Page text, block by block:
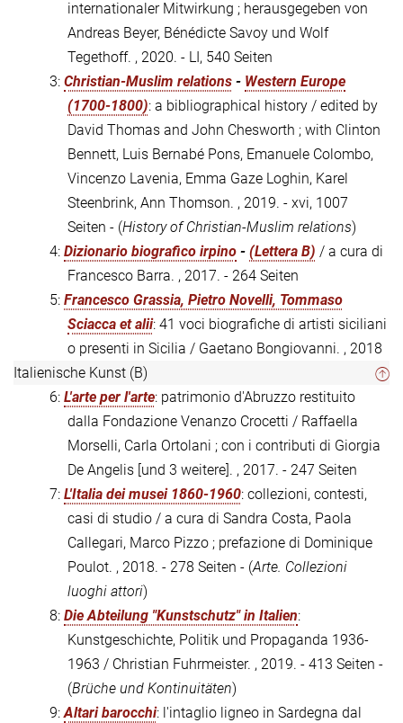
internationaler Mitwirkung ; herausgegeben von
Andreas Beyer, Bénédicte Savoy und Wolf
Tegethoff. , 2020. - LI, 540 Seiten
3: Christian-Muslim relations - Western Europe
(1700-1800): a bibliographical history / edited by
David Thomas and John Chesworth ; with Clinton
Bennett, Luis Bernabé Pons, Emanuele Colombo,
Vincenzo Lavenia, Emma Gaze Loghin, Karel
Steenbrink, Ann Thomson. , 2019. - xvi, 1007
Seiten - (History of Christian-Muslim relations)
4: Dizionario biografico irpino - (Lettera B) / a cura di
Francesco Barra. , 2017. - 264 Seiten
5: Francesco Grassia, Pietro Novelli, Tommaso
Sciacca et alii: 41 voci biografiche di artisti siciliani
o presenti in Sicilia / Gaetano Bongiovanni. , 2018
Italienische Kunst (B)
6: L'arte per l'arte: patrimonio d'Abruzzo restituito
dalla Fondazione Venanzo Crocetti / Raffaella
Morselli, Carla Ortolani ; con i contributi di Giorgia
De Angelis [und 3 weitere]. , 2017. - 247 Seiten
7: L'Italia dei musei 1860-1960: collezioni, contesti,
casi di studio / a cura di Sandra Costa, Paola
Callegari, Marco Pizzo ; prefazione di Dominique
Poulot. , 2018. - 278 Seiten - (Arte. Collezioni
luoghi attori)
8: Die Abteilung "Kunstschutz" in Italien:
Kunstgeschichte, Politik und Propaganda 1936-
1963 / Christian Fuhrmeister. , 2019. - 413 Seiten -
(Brüche und Kontinuitäten)
9:Altari barocchi: l'intaglio ligneo in Sardegna dal